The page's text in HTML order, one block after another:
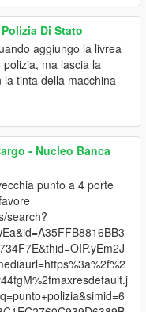
Di Stato
aggiungo la livrea
ma lascia la
tinta della macchina
- Nucleo Banca
punto a 4 porte
search?